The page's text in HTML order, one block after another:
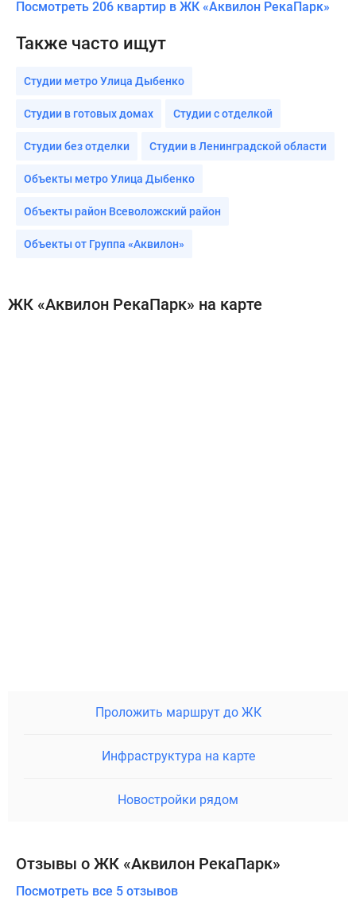
Посмотреть 206 квартир в ЖК «Аквилон РекаПарк»
Также часто ищут
Студии метро Улица Дыбенко
Студии в готовых домах Студии с отделкой
Студии без отделки Студии в Ленинградской области
Объекты метро Улица Дыбенко
Объекты район Всеволожский район
Объекты от Группа «Аквилон»
ЖК «Аквилон РекаПарк» на карте
Проложить маршрут до ЖК
Инфраструктура на карте
Новостройки рядом
Отзывы о ЖК «Аквилон РекаПарк»
Посмотреть все 5 отзывов